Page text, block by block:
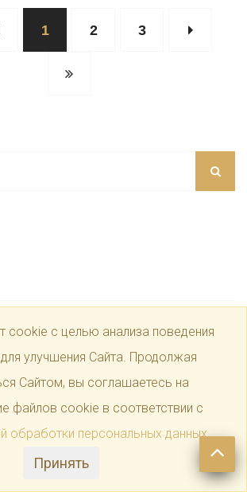
1 2 3
cookie с целью анализа поведения
для улучшения Сайта. Продолжая
Сайтом, вы соглашаетесь на
файлов cookie в соответствии с
обработки персональных данных.
Принять